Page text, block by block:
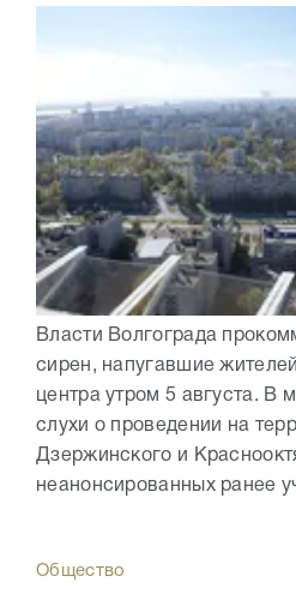
Власти Волгограда
сирен, напугавшие
центра утром 5 августа. В
слухи о проведении на
Дзержинского и
неанонсированных ранее
Общество